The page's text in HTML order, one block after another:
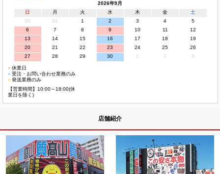
2026年9月
日
月 火 水 木 金
土
30
31 1 2 3 4
5
6
7 8 9 10 11
12
13
14 15 16 17 18
19
20
21 22 23 24 25
26
27
28 29 30 1 2 3
■休業日
■受注・お問い合わせ業務のみ
■発送業務のみ
【営業時間】10:00～18:00(休
業日を除く)
店舗紹介